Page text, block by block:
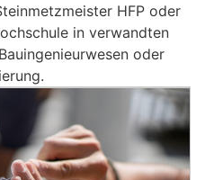
HFP oder
in verwandten
oder